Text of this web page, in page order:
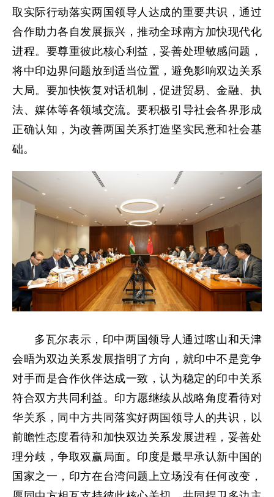
取实际行动落实两国领导人达成的重要共识，通过
合作助力各自发展振兴，推动全球南方加快现代化
进程。要尊重彼此核心利益，妥善处理敏感问题，
将中印边界问题放到适当位置，避免影响双边关系
大局。要加快恢复对话机制，促进贸易、金融、执
法、媒体等各领域交流。要积极引导社会各界形成
正确认知，为改善两国关系打造坚实民意和社会基
础。
多瓦尔表示，印中两国领导人通过喀山和天津
会晤为双边关系发展指明了方向，就印中不是竞争
对手而是合作伙伴达成一致，认为稳定的印中关系
符合双方共同利益。印方愿继续从战略角度看待对
华关系，同中方共同落实好两国领导人的共识，以
前瞻性态度看待和加快双边关系发展进程，妥善处
理分歧，争取双赢局面。印度是最早承认新中国的
国家之一，印方在台湾问题上立场没有任何改变，